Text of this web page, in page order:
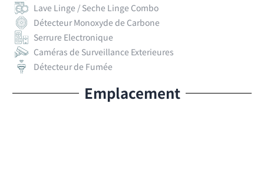
Lave Linge / Seche Linge Combo
Détecteur Monoxyde de Carbone
Serrure Electronique
Caméras de Surveillance Exterieures
Détecteur de Fumée
Emplacement